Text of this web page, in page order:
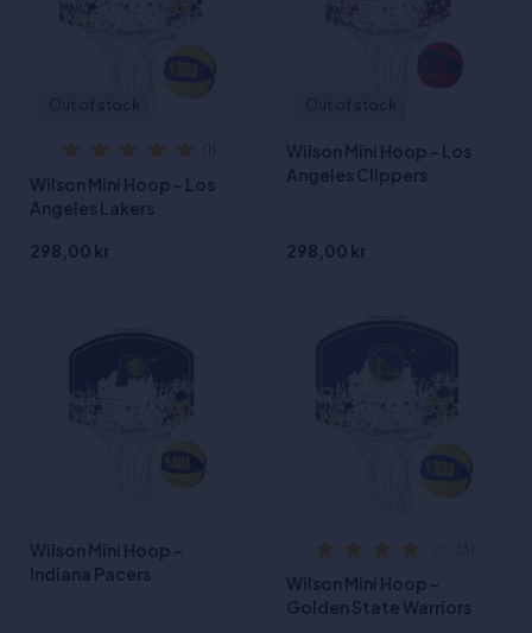
Wilson Mini Hoop - Los
Angeles Lakers
298,00 kr
Wilson Mini Hoop - Los
Angeles Clippers
298,00 kr
Wilson Mini Hoop -
Indiana Pacers
Wilson Mini Hoop -
Golden State Warriors